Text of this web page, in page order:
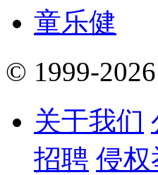
童乐健
© 1999-
关于我们
招聘 侵权